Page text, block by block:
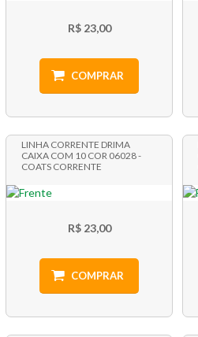
R$ 23,00
COMPRAR
LINHA CORRENTE DRIMA
CAIXA COM 10 COR 06028 -
COATS CORRENTE
R$ 23,00
COMPRAR